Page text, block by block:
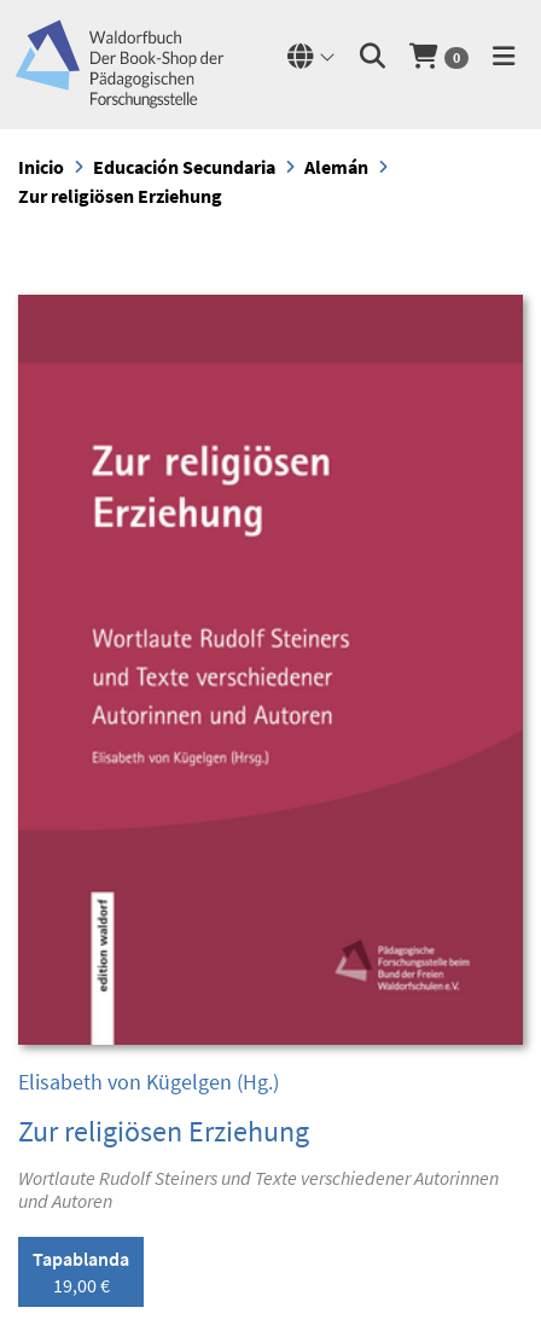
0
Inicio Educación Secundaria
Alemán
Zur religiösen Erziehung
Elisabeth von Kügelgen (Hg.)
Zur religiösen Erziehung
Wortlaute Rudolf Steiners und Texte verschiedener Autorinnen
und Autoren
Tapablanda
19,00 €